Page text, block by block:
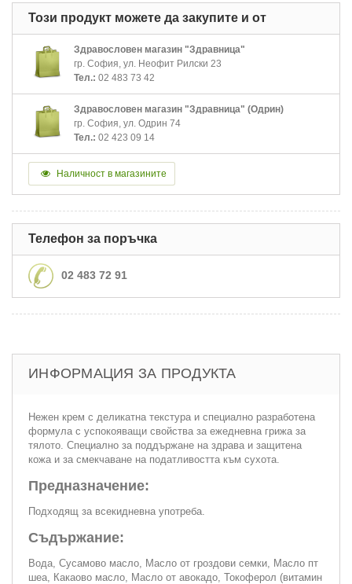
Този продукт можете да закупите и от
Здравословен магазин "Здравница"
гр. София, ул. Неофит Рилски 23
Тел.: 02 483 73 42
Здравословен магазин "Здравница" (Одрин)
гр. София, ул. Одрин 74
Тел.: 02 423 09 14
Наличност в магазините
Телефон за поръчка
02 483 72 91
ИНФОРМАЦИЯ ЗА ПРОДУКТА
Нежен крем с деликатна текстура и специално разработена
формула с успокояващи свойства за ежедневна грижа за
тялото. Специално за поддържане на здрава и защитена
кожа и за смекчаване на податливостта към сухoтa.
Предназначение:
Подходящ за всекидневна употреба.
Съдържание:
Вода, Сусамово масло, Масло от гроздови семки, Масло пт
шеа, Какаово масло, Масло от авокадо, Токоферол (витамин